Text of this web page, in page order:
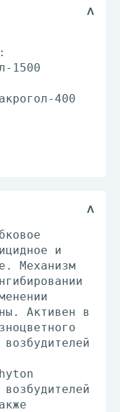
1500
400
и
Механизм
Активен в